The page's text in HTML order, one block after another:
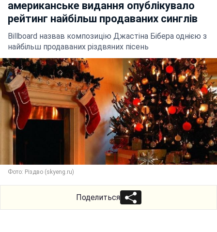
американське видання опублікувало
рейтинг найбільш продаваних синглів
Billboard назвав композицію Джастіна Бібера однією з
найбільш продаваних різдвяних пісень
Фото: Різдво (skyeng.ru)
Поделиться